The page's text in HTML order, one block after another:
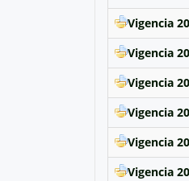
Vigencia
Vigencia
Vigencia
Vigencia
Vigencia
Vigencia